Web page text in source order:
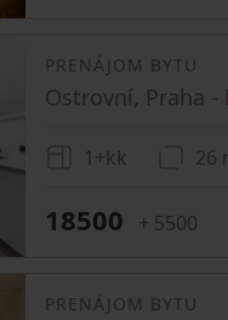
PRENÁJOM BYTU
Ostrovní, Praha -
1+kk 26
18500 + 5500
PRENÁJOM BYTU